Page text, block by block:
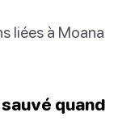
liées à Moana
quand